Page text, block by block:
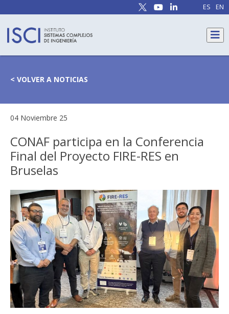
ES EN
< VOLVER A NOTICIAS
04 Noviembre 25
CONAF participa en la Conferencia
Final del Proyecto FIRE-RES en
Bruselas